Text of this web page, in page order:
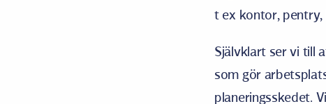
t ex kontor,
Självklart ser vi till
som gör
planeringsskedet.